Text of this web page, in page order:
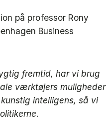
på professor Rony
Business
fremtid, har vi brug
værktøjers muligheder
intelligens, så vi
.